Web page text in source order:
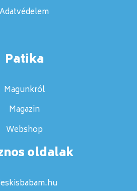
Adatvédelem
Patika
Magunkról
Magazin
Webshop
oldalak